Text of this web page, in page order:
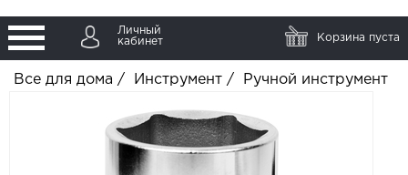
Личный
кабинет
Корзина пуста
Все для дома / Инструмент / Ручной инструмент